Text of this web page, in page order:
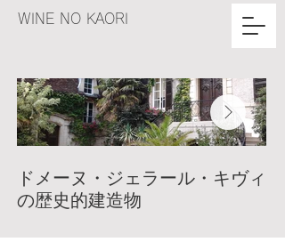
WINE NO KAORI
ドメーヌ・ジェラール・キヴィ
の歴史的建造物
ヌ・ジェラール・キヴィの歴史的建造